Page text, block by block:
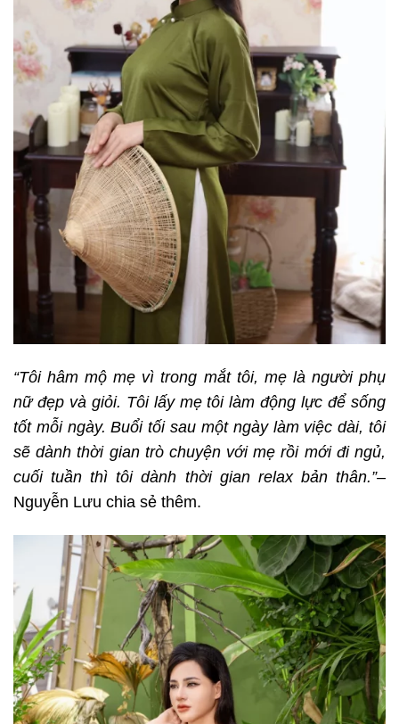
“Tôi hâm mộ mẹ vì trong mắt tôi, mẹ là người phụ
nữ đẹp và giỏi. Tôi lấy mẹ tôi làm động lực để sống
tốt mỗi ngày. Buổi tối sau một ngày làm việc dài, tôi
sẽ dành thời gian trò chuyện với mẹ rồi mới đi ngủ,
cuối tuần thì tôi dành thời gian relax bản thân.”–
Nguyễn Lưu chia sẻ thêm.